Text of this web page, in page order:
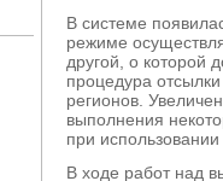
В системе
режиме
другой, о которой
процедура
регионов.
выполнения
при
В ходе работ над